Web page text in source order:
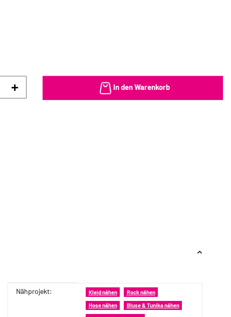
In den Warenkorb
Produkteigenschaft
Wert
Nähprojekt: Kleid nähen Rock nähen
Hose nähen Bluse & Tunika nähen